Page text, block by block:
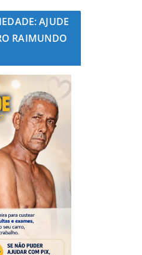
AJUDE
RAIMUNDO